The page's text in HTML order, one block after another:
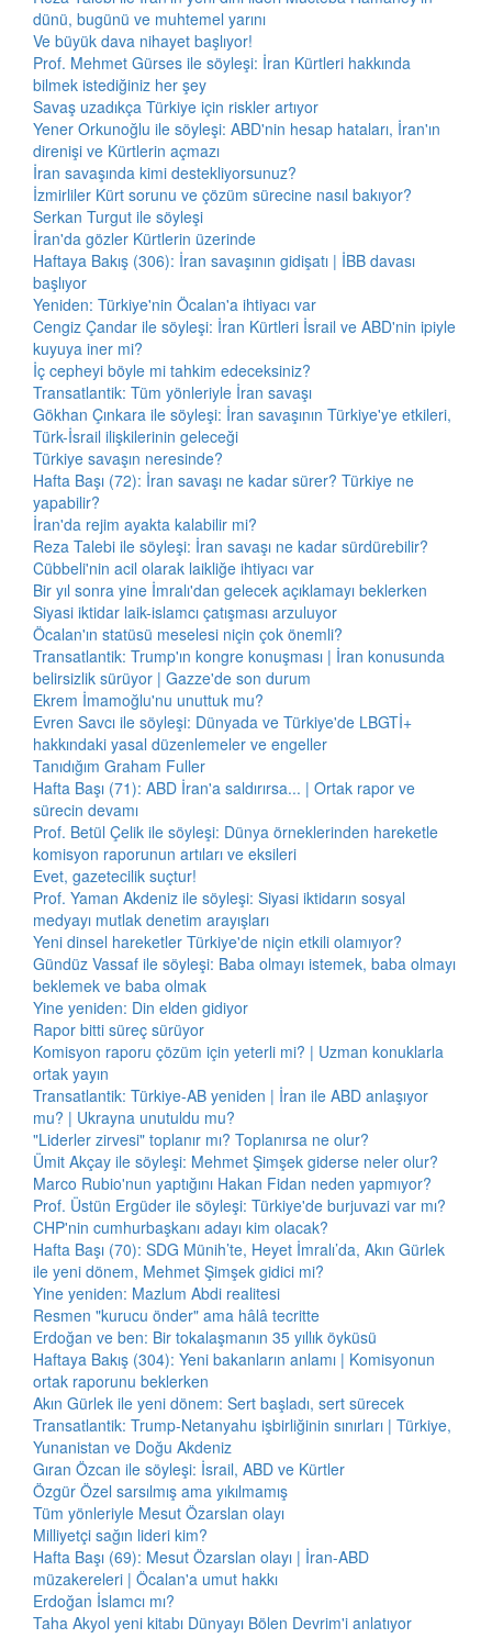
dünü, bugünü ve muhtemel yarını
Ve büyük dava nihayet başlıyor!
Prof. Mehmet Gürses ile söyleşi: İran Kürtleri hakkında
bilmek istediğiniz her şey
Savaş uzadıkça Türkiye için riskler artıyor
Yener Orkunoğlu ile söyleşi: ABD'nin hesap hataları, İran'ın
direnişi ve Kürtlerin açmazı
İran savaşında kimi destekliyorsunuz?
İzmirliler Kürt sorunu ve çözüm sürecine nasıl bakıyor?
Serkan Turgut ile söyleşi
İran'da gözler Kürtlerin üzerinde
Haftaya Bakış (306): İran savaşının gidişatı | İBB davası
başlıyor
Yeniden: Türkiye'nin Öcalan'a ihtiyacı var
Cengiz Çandar ile söyleşi: İran Kürtleri İsrail ve ABD'nin ipiyle
kuyuya iner mi?
İç cepheyi böyle mi tahkim edeceksiniz?
Transatlantik: Tüm yönleriyle İran savaşı
Gökhan Çınkara ile söyleşi: İran savaşının Türkiye'ye etkileri,
Türk-İsrail ilişkilerinin geleceği
Türkiye savaşın neresinde?
Hafta Başı (72): İran savaşı ne kadar sürer? Türkiye ne
yapabilir?
İran'da rejim ayakta kalabilir mi?
Reza Talebi ile söyleşi: İran savaşı ne kadar sürdürebilir?
Cübbeli'nin acil olarak laikliğe ihtiyacı var
Bir yıl sonra yine İmralı'dan gelecek açıklamayı beklerken
Siyasi iktidar laik-islamcı çatışması arzuluyor
Öcalan'ın statüsü meselesi niçin çok önemli?
Transatlantik: Trump'ın kongre konuşması | İran konusunda
belirsizlik sürüyor | Gazze'de son durum
Ekrem İmamoğlu'nu unuttuk mu?
Evren Savcı ile söyleşi: Dünyada ve Türkiye'de LBGTİ+
hakkındaki yasal düzenlemeler ve engeller
Tanıdığım Graham Fuller
Hafta Başı (71): ABD İran'a saldırırsa... | Ortak rapor ve
sürecin devamı
Prof. Betül Çelik ile söyleşi: Dünya örneklerinden hareketle
komisyon raporunun artıları ve eksileri
Evet, gazetecilik suçtur!
Prof. Yaman Akdeniz ile söyleşi: Siyasi iktidarın sosyal
medyayı mutlak denetim arayışları
Yeni dinsel hareketler Türkiye'de niçin etkili olamıyor?
Gündüz Vassaf ile söyleşi: Baba olmayı istemek, baba olmayı
beklemek ve baba olmak
Yine yeniden: Din elden gidiyor
Rapor bitti süreç sürüyor
Komisyon raporu çözüm için yeterli mi? | Uzman konuklarla
ortak yayın
Transatlantik: Türkiye-AB yeniden | İran ile ABD anlaşıyor
mu? | Ukrayna unutuldu mu?
"Liderler zirvesi" toplanır mı? Toplanırsa ne olur?
Ümit Akçay ile söyleşi: Mehmet Şimşek giderse neler olur?
Marco Rubio'nun yaptığını Hakan Fidan neden yapmıyor?
Prof. Üstün Ergüder ile söyleşi: Türkiye'de burjuvazi var mı?
CHP'nin cumhurbaşkanı adayı kim olacak?
Hafta Başı (70): SDG Münih’te, Heyet İmralı’da, Akın Gürlek
ile yeni dönem, Mehmet Şimşek gidici mi?
Yine yeniden: Mazlum Abdi realitesi
Resmen "kurucu önder" ama hâlâ tecritte
Erdoğan ve ben: Bir tokalaşmanın 35 yıllık öyküsü
Haftaya Bakış (304): Yeni bakanların anlamı | Komisyonun
ortak raporunu beklerken
Akın Gürlek ile yeni dönem: Sert başladı, sert sürecek
Transatlantik: Trump-Netanyahu işbirliğinin sınırları | Türkiye,
Yunanistan ve Doğu Akdeniz
Gıran Özcan ile söyleşi: İsrail, ABD ve Kürtler
Özgür Özel sarsılmış ama yıkılmamış
Tüm yönleriyle Mesut Özarslan olayı
Milliyetçi sağın lideri kim?
Hafta Başı (69): Mesut Özarslan olayı | İran-ABD
müzakereleri | Öcalan'a umut hakkı
Erdoğan İslamcı mı?
Taha Akyol yeni kitabı Dünyayı Bölen Devrim'i anlatıyor